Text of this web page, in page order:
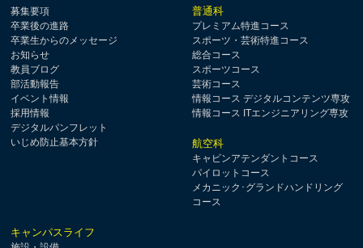
募集要項
卒業後の進路
卒業生からのメッセージ
お知らせ
教員ブログ
部活動報告
イベント情報
採用情報
デジタルパンフレット
いじめ防止基本方針
普通科
プレミアム特進コース
スポーツ・芸術特進コース
総合コース
スポーツコース
芸術コース
情報コース デジタルコンテンツ専攻
情報コース ITエンジニアリング専攻
航空科
キャビンアテンダントコース
パイロットコース
メカニック･グランドハンドリング
コース
キャンパスライフ